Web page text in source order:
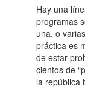
Hay una
programas
una, o
práctica es
de estar
cientos de
la república